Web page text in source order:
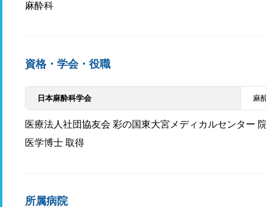
麻酔科
資格・学会・役職
日本麻酔科学会 麻
医療法人社団協友会 彩の国東大宮メディカルセンター
医学博士 取得
所属病院